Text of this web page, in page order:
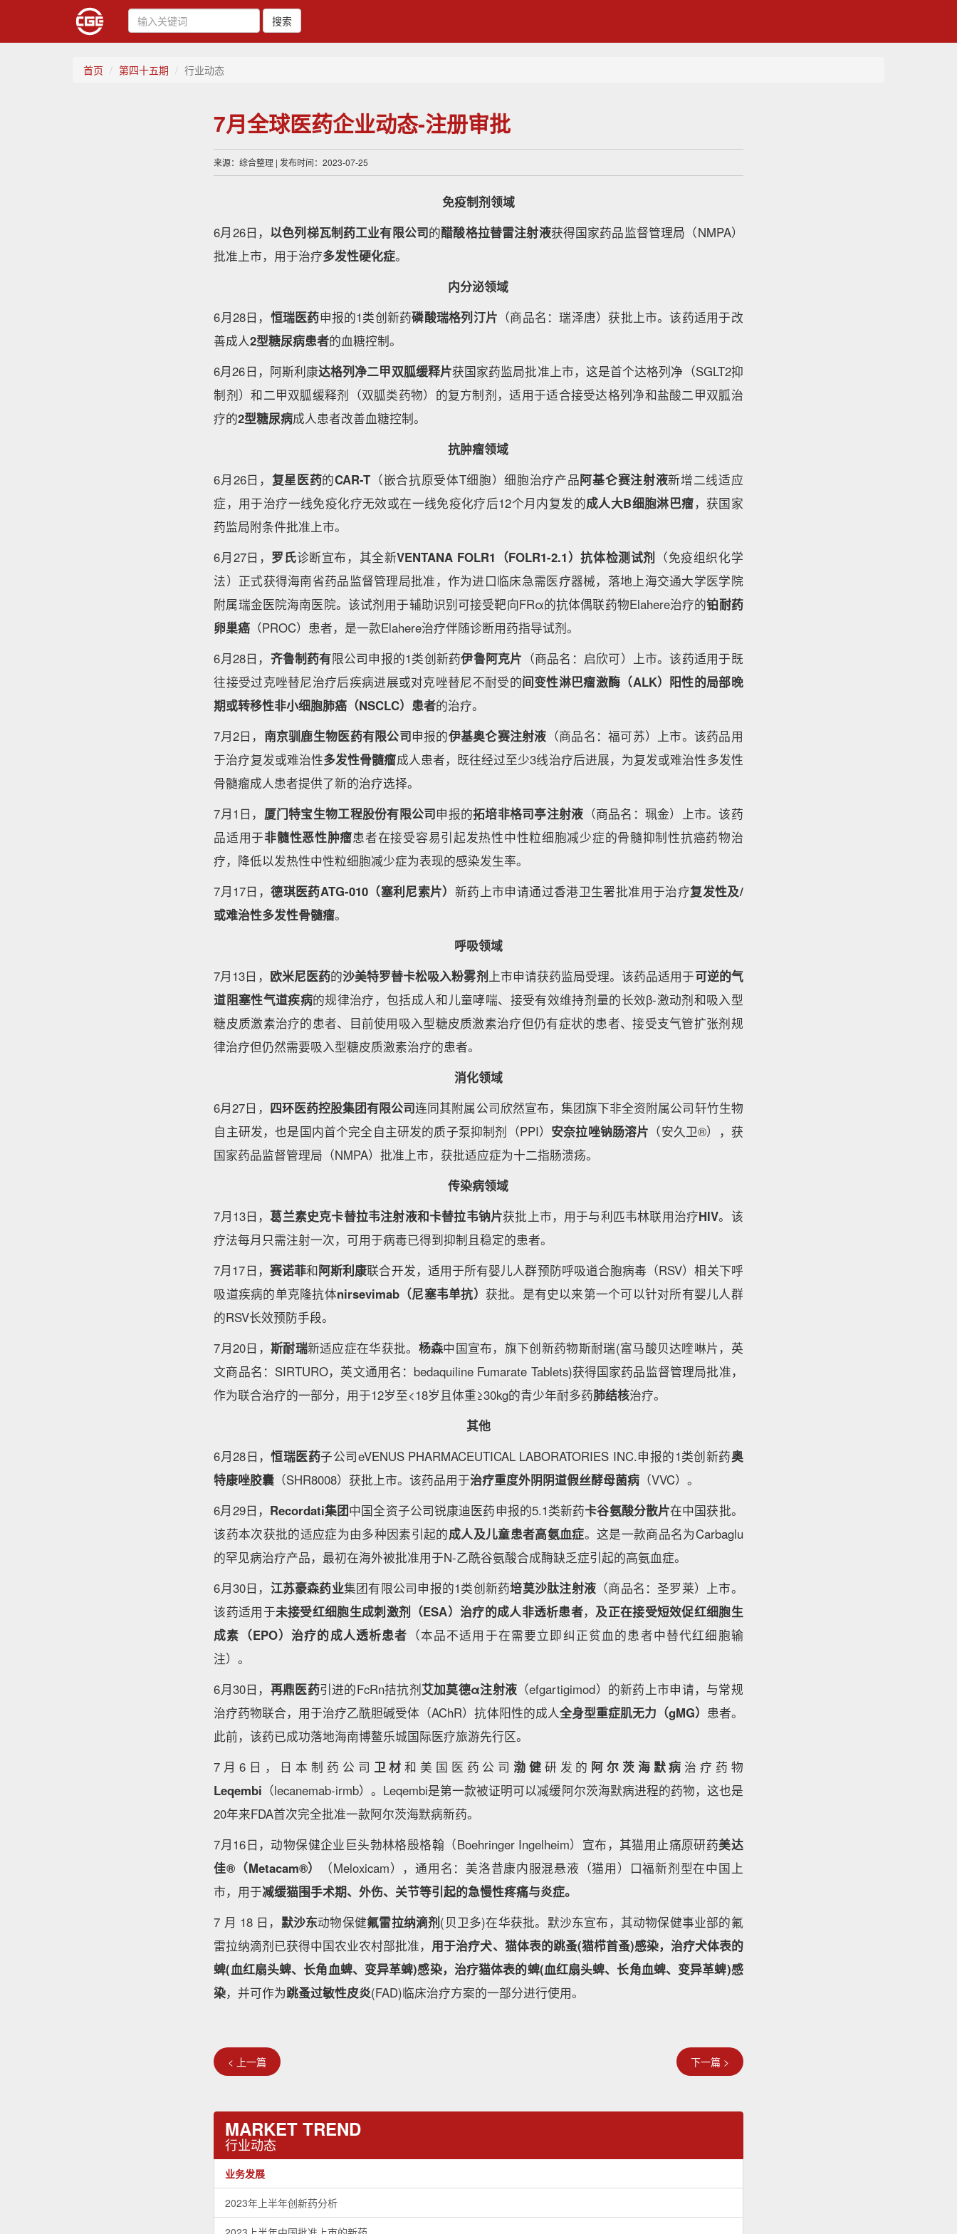
搜索
首页 第四十五期 行业动态
7月全球医药企业动态-注册审批
来源：综合整理 | 发布时间：2023-07-25
免疫制剂领域
6月26日， 以色列梯瓦制药工业有限公司的醋酸格拉替雷注射液获得国家药品监督管理局（NMPA）
批准上市，用于治疗多发性硬化症。
内分泌领域
6月28日， 恒瑞医药申报的1类创新药磷酸瑞格列汀片 （商品名：瑞泽唐）获批上市。该药适用于改
善成人2型糖尿病患者的血糖控制。
6月26日，阿斯利康达格列净二甲双胍缓释片获国家药监局批准上市，这是首个达格列净（SGLT2抑
制剂）和二甲双胍缓释剂（双胍类药物）的复方制剂，适用于适合接受达格列净和盐酸二甲双胍治
疗的2型糖尿病成人患者改善血糖控制。
抗肿瘤领域
6月26日， 复星医药的CAR-T （嵌合抗原受体T细胞）细胞治疗产品阿基仑赛注射液新增二线适应
症，用于治疗一线免疫化疗无效或在一线免疫化疗后12个月内复发的成人大B细胞淋巴瘤，获国家
药监局附条件批准上市。
6月27日， 罗氏诊断宣布，其全新VENTANA FOLR1（FOLR1-2.1）抗体检测试剂 （免疫组织化学
法）正式获得海南省药品监督管理局批准，作为进口临床急需医疗器械，落地上海交通大学医学院
附属瑞金医院海南医院。该试剂用于辅助识别可接受靶向FRα的抗体偶联药物Elahere治疗的铂耐药
卵巢癌 （PROC）患者，是一款Elahere治疗伴随诊断用药指导试剂。
6月28日， 齐鲁制药有限公司申报的1类创新药伊鲁阿克片 （商品名：启欣可）上市。该药适用于既
往接受过克唑替尼治疗后疾病进展或对克唑替尼不耐受的间变性淋巴瘤激酶（ALK）阳性的局部晚
期或转移性非小细胞肺癌（NSCLC）患者的治疗。
7月2日， 南京驯鹿生物医药有限公司申报的伊基奥仑赛注射液 （商品名：福可苏）上市。该药品用
于治疗复发或难治性多发性骨髓瘤成人患者，既往经过至少3线治疗后进展，为复发或难治性多发性
骨髓瘤成人患者提供了新的治疗选择。
7月1日， 厦门特宝生物工程股份有限公司申报的拓培非格司亭注射液 （商品名：珮金）上市。该药
品适用于非髓性恶性肿瘤患者在接受容易引起发热性中性粒细胞减少症的骨髓抑制性抗癌药物治
疗，降低以发热性中性粒细胞减少症为表现的感染发生率。
7月17日，德琪医药ATG-010（塞利尼索片） 新药上市申请通过香港卫生署批准用于治疗复发性及/
或难治性多发性骨髓瘤。
呼吸领域
7月13日， 欧米尼医药的沙美特罗替卡松吸入粉雾剂上市申请获药监局受理。该药品适用于可逆的气
道阻塞性气道疾病的规律治疗，包括成人和儿童哮喘、接受有效维持剂量的长效β-激动剂和吸入型
糖皮质激素治疗的患者、目前使用吸入型糖皮质激素治疗但仍有症状的患者、接受支气管扩张剂规
律治疗但仍然需要吸入型糖皮质激素治疗的患者。
消化领域
6月27日， 四环医药控股集团有限公司连同其附属公司欣然宣布，集团旗下非全资附属公司轩竹生物
自主研发，也是国内首个完全自主研发的质子泵抑制剂（PPI） 安奈拉唑钠肠溶片 （安久卫®），获
国家药品监督管理局（NMPA）批准上市，获批适应症为十二指肠溃疡。
传染病领域
7月13日，葛兰素史克卡替拉韦注射液和卡替拉韦钠片获批上市，用于与利匹韦林联用治疗HIV。该
疗法每月只需注射一次，可用于病毒已得到抑制且稳定的患者。
7月17日， 赛诺菲和阿斯利康联合开发，适用于所有婴儿人群预防呼吸道合胞病毒（RSV）相关下呼
吸道疾病的单克隆抗体nirsevimab（尼塞韦单抗） 获批。是有史以来第一个可以针对所有婴儿人群
的RSV长效预防手段。
7月20日， 斯耐瑞新适应症在华获批。 杨森中国宣布，旗下创新药物斯耐瑞(富马酸贝达喹啉片，英
文商品名：SIRTURO，英文通用名：bedaquiline Fumarate Tablets)获得国家药品监督管理局批准，
作为联合治疗的一部分，用于12岁至<18岁且体重≥30kg的青少年耐多药肺结核治疗。
其他
6月28日，恒瑞医药子公司eVENUS PHARMACEUTICAL LABORATORIES INC.申报的1类创新药奥
特康唑胶囊 （SHR8008）获批上市。该药品用于治疗重度外阴阴道假丝酵母菌病 （VVC）。
6月29日， Recordati集团中国全资子公司锐康迪医药申报的5.1类新药卡谷氨酸分散片在中国获批。
该药本次获批的适应症为由多种因素引起的成人及儿童患者高氨血症。这是一款商品名为Carbaglu
的罕见病治疗产品，最初在海外被批准用于N-乙酰谷氨酸合成酶缺乏症引起的高氨血症。
6月30日， 江苏豪森药业集团有限公司申报的1类创新药培莫沙肽注射液 （商品名：圣罗莱）上市。
该药适用于未接受红细胞生成刺激剂（ESA）治疗的成人非透析患者，及正在接受短效促红细胞生
成素（EPO）治疗的成人透析患者 （本品不适用于在需要立即纠正贫血的患者中替代红细胞输
注）。
6月30日， 再鼎医药引进的FcRn拮抗剂艾加莫德α注射液 （efgartigimod）的新药上市申请，与常规
治疗药物联合，用于治疗乙酰胆碱受体（AChR）抗体阳性的成人全身型重症肌无力（gMG） 患者。
此前，该药已成功落地海南博鳌乐城国际医疗旅游先行区。
7月6日，日本制药公司 卫材和美国医药公司渤健 研发的 阿尔茨海默病 治疗药物
Leqembi （lecanemab-irmb）。Leqembi是第一款被证明可以减缓阿尔茨海默病进程的药物，这也是
20年来FDA首次完全批准一款阿尔茨海默病新药。
7月16日，动物保健企业巨头勃林格殷格翰（Boehringer Ingelheim）宣布，其猫用止痛原研药美达
佳®（Metacam®）
（Meloxicam），通用名：美洛昔康内服混悬液（猫用）口福新剂型在中国上
市，用于减缓猫围手术期、外伤、关节等引起的急慢性疼痛与炎症。
7 月 18 日， 默沙东动物保健氟雷拉纳滴剂(贝卫多)在华获批。默沙东宣布，其动物保健事业部的氟
雷拉纳滴剂已获得中国农业农村部批准， 用于治疗犬、猫体表的跳蚤(猫栉首蚤)感染，治疗犬体表的
蜱(血红扇头蜱、长角血蜱、变异革蜱)感染，治疗猫体表的蜱(血红扇头蜱、长角血蜱、变异革蜱)感
染，并可作为跳蚤过敏性皮炎(FAD)临床治疗方案的一部分进行使用。
< 上一篇 下一篇 >
MARKET TREND
行业动态
业务发展
2023年上半年创新药分析